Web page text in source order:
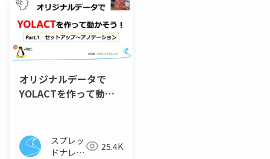
オリジナルデータで
YOLACTを作って動か
ノテーションまで
スプレッ
ドナレッ
25.4K